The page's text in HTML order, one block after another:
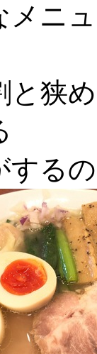
メニ
と狭
する